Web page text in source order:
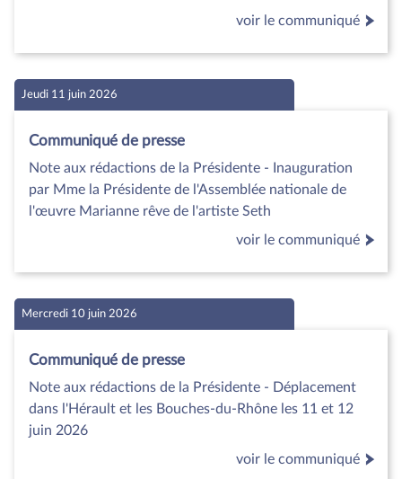
voir le communiqué
Jeudi 11 juin 2026
Communiqué de presse
Note aux rédactions de la Présidente - Inauguration
par Mme la Présidente de l'Assemblée nationale de
l'œuvre Marianne rêve de l'artiste Seth
voir le communiqué
Mercredi 10 juin 2026
Communiqué de presse
Note aux rédactions de la Présidente - Déplacement
dans l'Hérault et les Bouches-du-Rhône les 11 et 12
juin 2026
voir le communiqué